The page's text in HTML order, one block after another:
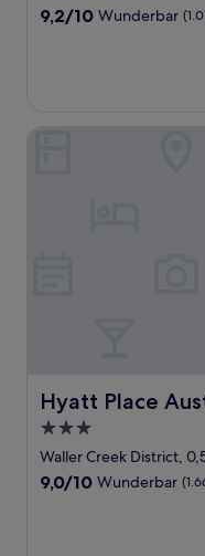
Unterkunft
9.2
9,2/10 Wunderbar
Hyatt Place
Hyatt Place Austin
3.0-
Sterne-
Unterkunft
Waller Creek District,
9.0
9,0/10 Wunderbar